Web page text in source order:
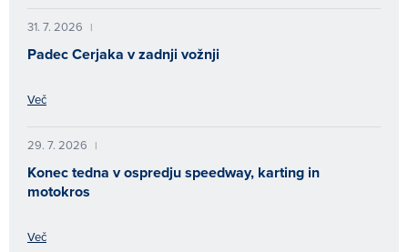
31. 7. 2026 |
Padec Cerjaka v zadnji vožnji
Več
29. 7. 2026 |
Konec tedna v ospredju speedway, karting in
motokros
Več